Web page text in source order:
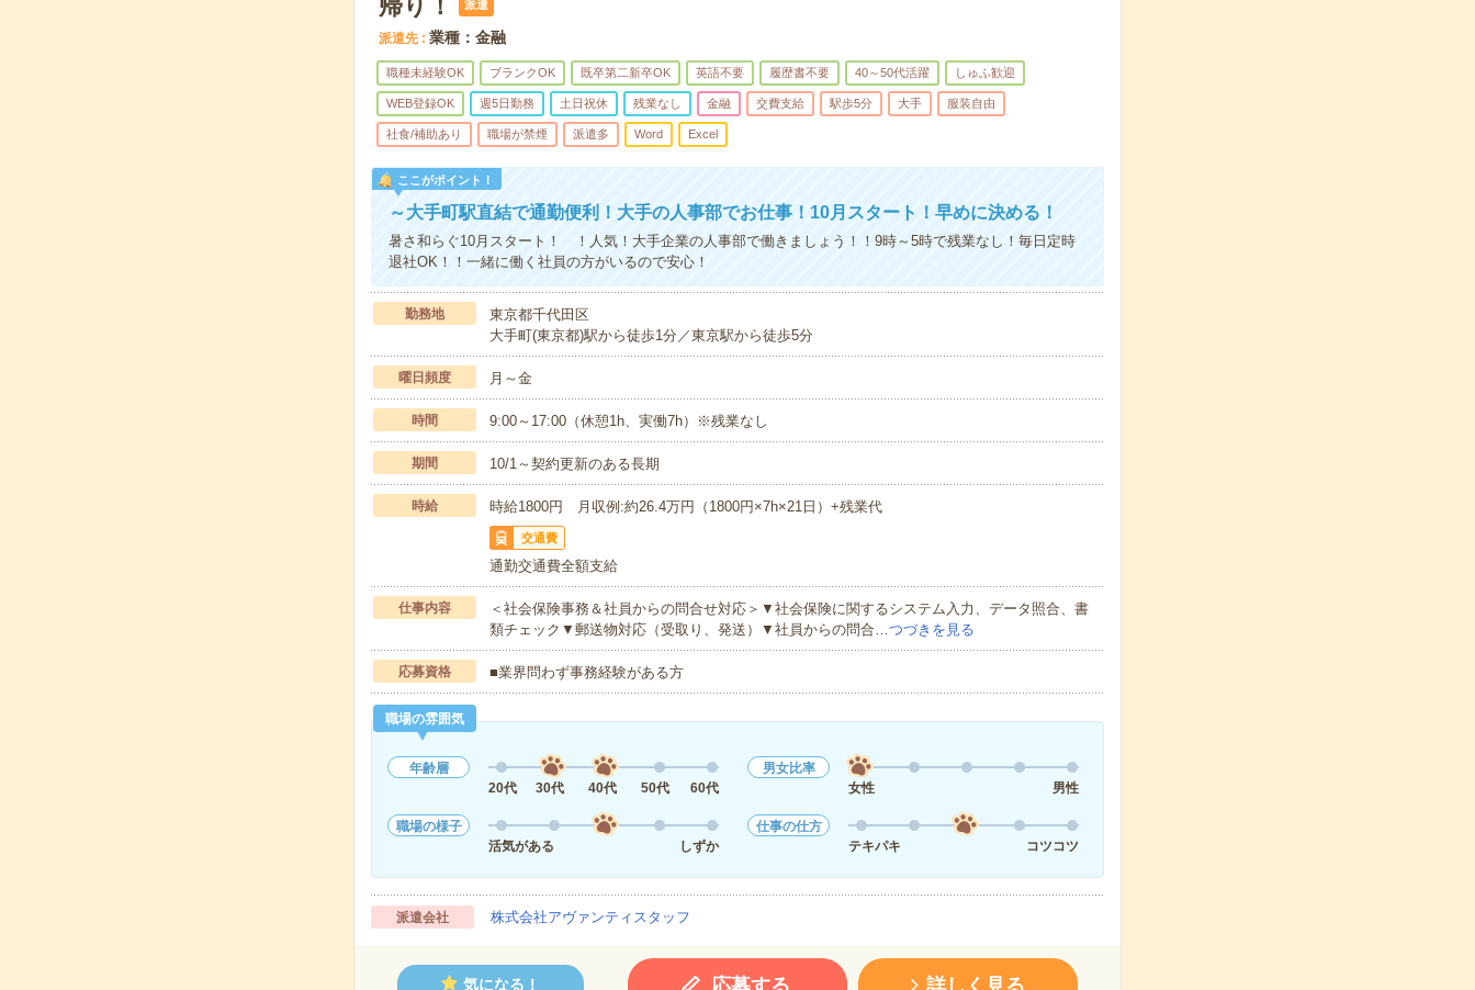
帰り！
派遣
派遣先 業種：金融
職種未経験OK ブランクOK 既卒第二新卒OK 英語不要 履歴書不要 40～50代活躍 しゅふ歓迎
WEB登録OK 週5日勤務 土日祝休 残業なし 金融 交費支給 駅歩5分 大手 服装自由
社食/補助あり 職場が禁煙 派遣多 Word Excel
ここがポイント！
～大手町駅直結で通勤便利！大手の人事部でお仕事！10月スタート！早めに決める！
暑さ和らぐ10月スタート！ ！人気！大手企業の人事部で働きましょう！！9時～5時で残業なし！毎日定時
退社OK！！一緒に働く社員の方がいるので安心！
勤務地
東京都千代田区
大手町(東京都)駅から徒歩1分／東京駅から徒歩5分
曜日頻度 月～金
時間 9:00～17:00（休憩1h、実働7h）※残業なし
期間 10/1～契約更新のある長期
時給 時給1800円 月収例:約26.4万円（1800円×7h×21日）+残業代
交通費
通勤交通費全額支給
仕事内容
＜社会保険事務＆社員からの問合せ対応＞▼社会保険に関するシステム入力、データ照合、書
類チェック▼郵送物対応（受取り、発送）▼社員からの問合…つづきを見る
応募資格 ■業界問わず事務経験がある方
職場の雰囲気
年齢層
20代
30代 40代 50代 60代
男女比率
女性
男性
職場の様子
活気がある
しずか
仕事の仕方
テキパキ
コツコツ
派遣会社 株式会社アヴァンティスタッフ
気になる！ 応募する 詳しく見る